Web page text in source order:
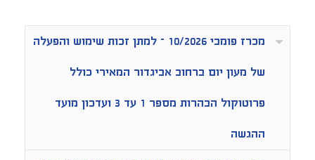
מכרז פומבי 10/2026 – למתן זכות שימוש והפעלה
של מעון יום ברחוב אביגדור המאירי כולל
פרוטוקול הבהרות מספר 1 עד 3 ועדכון מועד
ההגשה